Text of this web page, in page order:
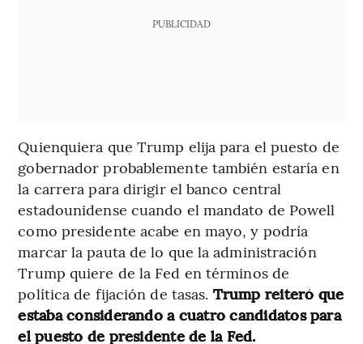
PUBLICIDAD
Quienquiera que Trump elija para el puesto de
gobernador probablemente también estaría en
la carrera para dirigir el banco central
estadounidense cuando el mandato de Powell
como presidente acabe en mayo, y podría
marcar la pauta de lo que la administración
Trump quiere de la Fed en términos de
política de fijación de tasas. Trump reiteró que
estaba considerando a cuatro candidatos para
el puesto de presidente de la Fed.